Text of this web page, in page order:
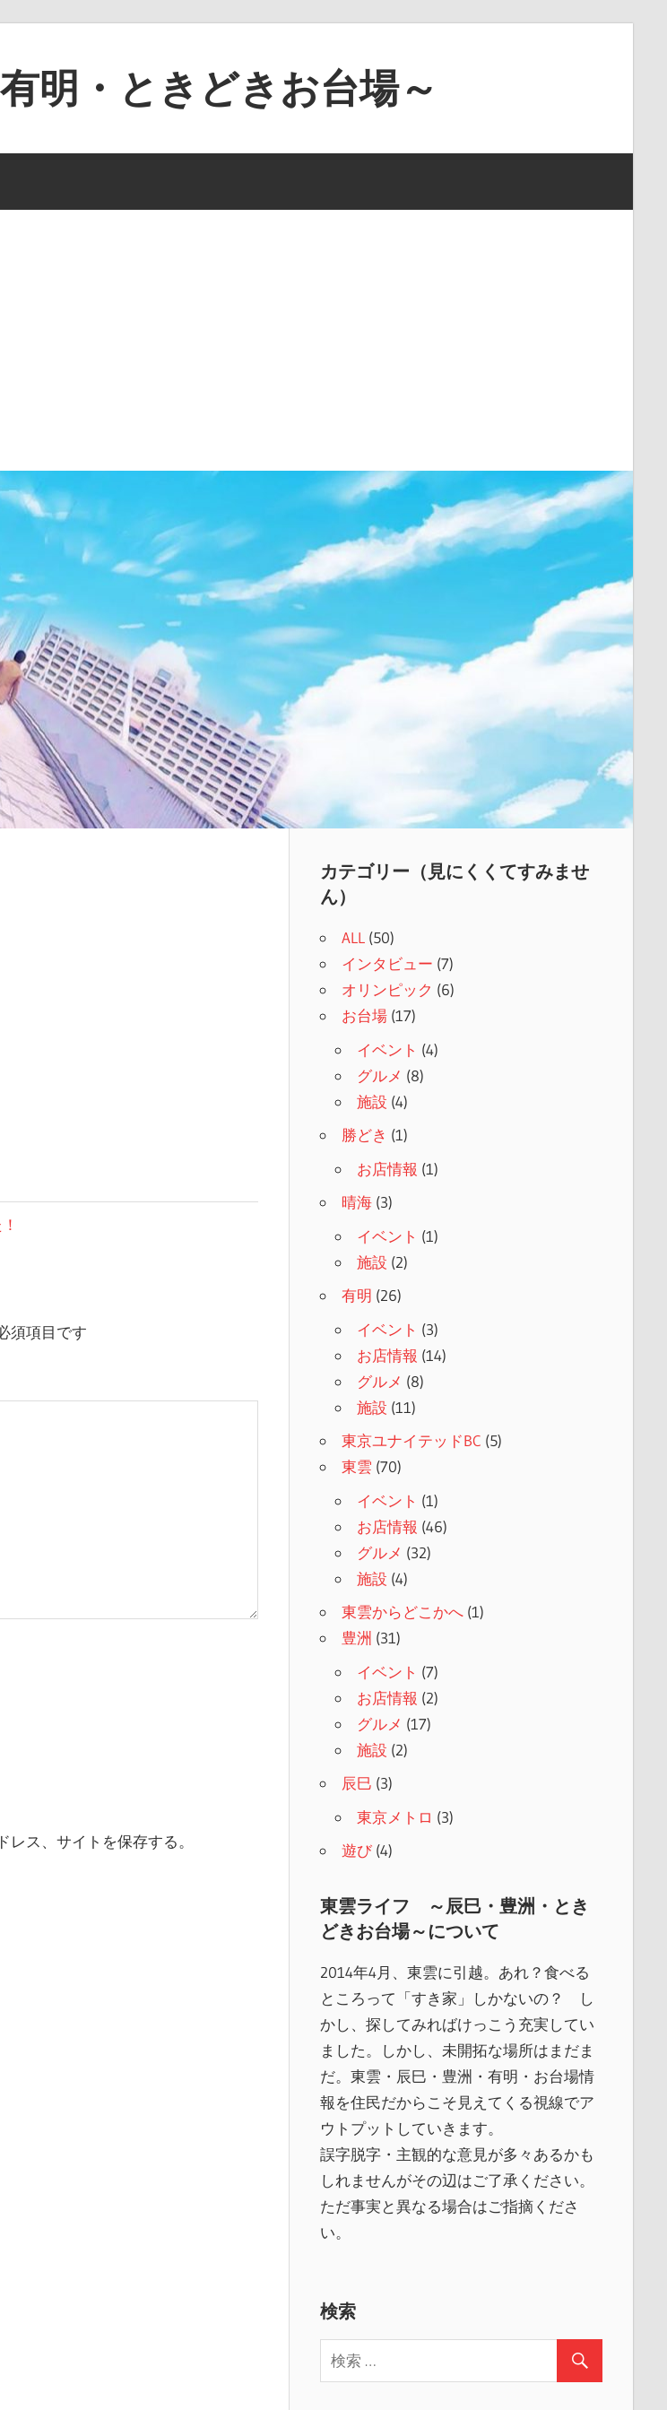
明・ときどきお台場～
須項目です
ス、サイトを保存する。
カテゴリー（見にくくてすみませ
ん）
ALL(50)
インタビュー (7)
オリンピック (6)
お台場(17)
イベント (4)
グルメ (8)
施設 (4)
勝どき (1)
お店情報 (1)
晴海(3)
イベント (1)
施設 (2)
有明 (26)
イベント (3)
お店情報 (14)
グルメ (8)
施設 (11)
東京ユナイテッドBC (5)
東雲 (70)
イベント (1)
お店情報 (46)
グルメ (32)
施設 (4)
東雲からどこかへ(1)
豊洲 (31)
イベント (7)
お店情報 (2)
グルメ (17)
施設 (2)
辰巳 (3)
東京メトロ (3)
遊び(4)
東雲ライフ ～辰巳・豊洲・とき
どきお台場～について
2014年4月、東雲に引越。あれ？食べる
ところって「すき家」しかないの？ し
かし、探してみればけっこう充実してい
ました。しかし、未開拓な場所はまだま
だ。東雲・辰巳・豊洲・有明・お台場情
報を住民だからこそ見えてくる視線でア
ウトプットしていきます。
誤字脱字・主観的な意見が多々あるかも
しれませんがその辺はご了承ください。
ただ事実と異なる場合はご指摘くださ
い。
検索